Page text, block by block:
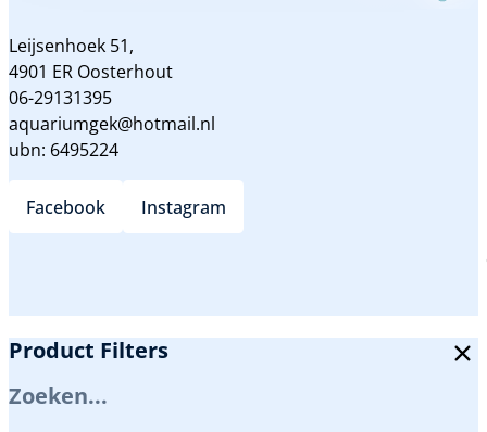
Leijsenhoek 51,
4901 ER Oosterhout
06-29131395
aquariumgek@hotmail.nl
ubn: 6495224
Facebook Instagram
Product Filters
Zoeken...